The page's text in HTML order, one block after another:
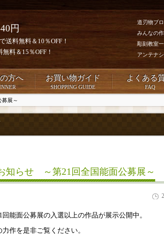
円
送料無料＆10％OFF！
料＆15％OFF！
道刃物ブ
みんなの
彫刻教室
アンテナ
方へ お買い物ガイド
SHOPPING GUIDE
よくある
FAQ
展～
知らせ ～第21回全国能面公募展～
能面公募展の入選以上の作品が展示公開中。
作を是非ご覧ください。